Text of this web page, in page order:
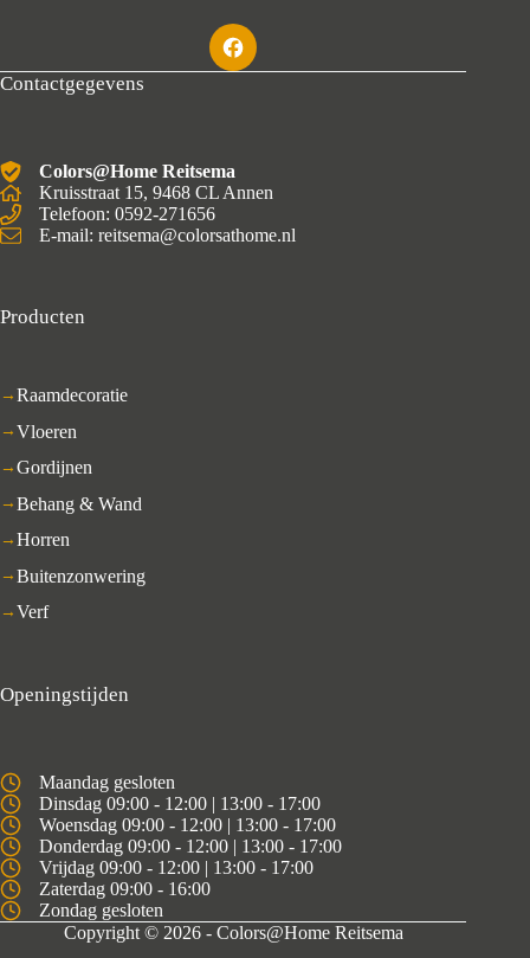
Contactgegevens
Colors@Home Reitsema
Kruisstraat 15, 9468 CL Annen
Telefoon: 0592-271656
E-mail: reitsema@colorsathome.nl
Producten
Raamdecoratie
Vloeren
Gordijnen
Behang & Wand
Horren
Buitenzonwering
Verf
Openingstijden
Maandag gesloten
Dinsdag 09:00 - 12:00 | 13:00 - 17:00
Woensdag 09:00 - 12:00 | 13:00 - 17:00
Donderdag 09:00 - 12:00 | 13:00 - 17:00
Vrijdag 09:00 - 12:00 | 13:00 - 17:00
Zaterdag 09:00 - 16:00
Zondag gesloten
Copyright © 2026 - Colors@Home Reitsema